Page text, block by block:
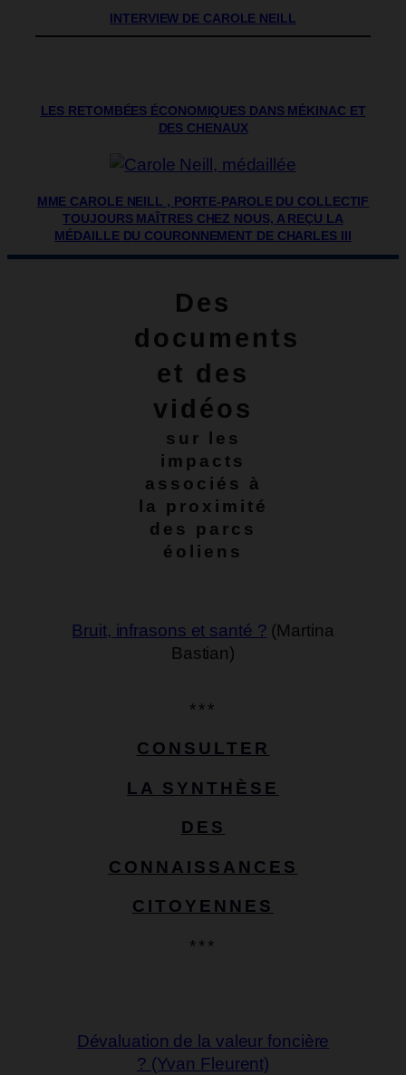
INTERVIEW DE CAROLE NEILL
LES RETOMBÉES ÉCONOMIQUES DANS MÉKINAC ET
DES CHENAUX
MME CAROLE NEILL , PORTE-PAROLE DU COLLECTIF
TOUJOURS MAÎTRES CHEZ NOUS, A REÇU LA
MÉDAILLE DU COURONNEMENT DE CHARLES III
Des
documents
et des
vidéos
sur les
impacts
associés à
la proximité
des parcs
éoliens
Bruit, infrasons et santé ? (Martina
Bastian)
***
CONSULTER
LA SYNTHÈSE
DES
CONNAISSANCES
CITOYENNES
***
Dévaluation de la valeur foncière
? (Yvan Fleurent)